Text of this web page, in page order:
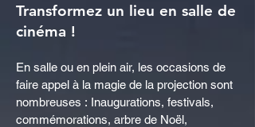
Transformez un lieu en salle de
cinéma !
En salle ou en plein air, les occasions de
faire appel à la magie de la projection sont
nombreuses : Inaugurations, festivals,
commémorations, arbre de Noël,